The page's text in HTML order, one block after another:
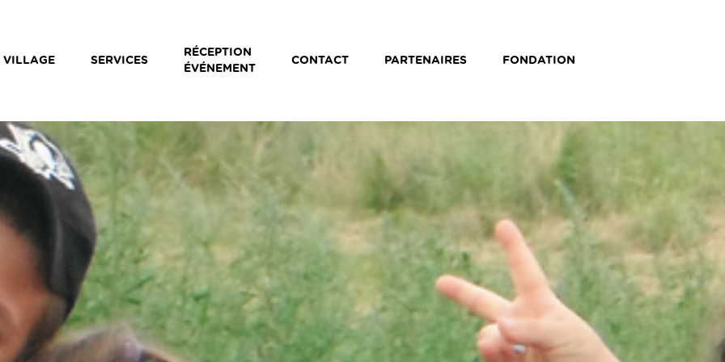
VILLAGE
SERVICES
RÉCEPTION
ÉVÉNEMENT
CONTACT PARTENAIRES FONDATION